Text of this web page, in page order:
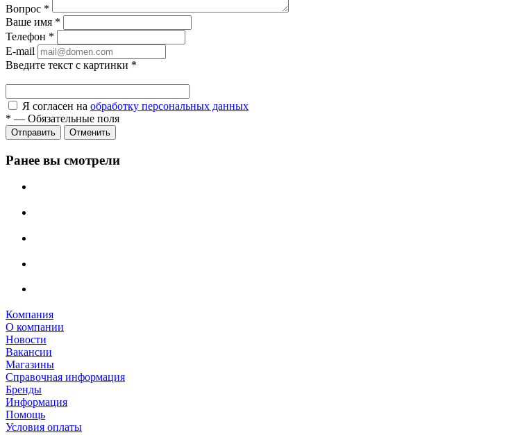
Вопрос *
Ваше имя *
Телефон *
E-mail
Введите текст с картинки *
Я согласен на обработку персональных данных
* — Обязательные поля
Отправить Отменить
Ранее вы смотрели
Компания
О компании
Новости
Вакансии
Магазины
Справочная информация
Бренды
Информация
Помощь
Условия оплаты